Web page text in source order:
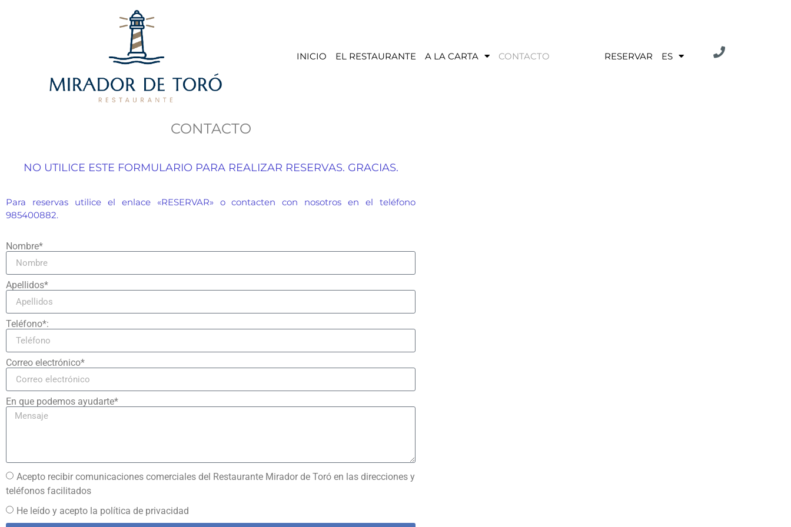
INICIO EL RESTAURANTE A LA CARTA CONTACTO RESERVAR ES
CONTACTO
NO UTILICE ESTE FORMULARIO PARA REALIZAR RESERVAS. GRACIAS.
Para reservas utilice el enlace «RESERVAR» o contacten con nosotros en el teléfono
985400882.
Nombre*
Apellidos*
Teléfono*:
Correo electrónico*
En que podemos ayudarte*
Acepto recibir comunicaciones comerciales del Restaurante Mirador de Toró en las direcciones y
teléfonos facilitados
He leído y acepto la política de privacidad